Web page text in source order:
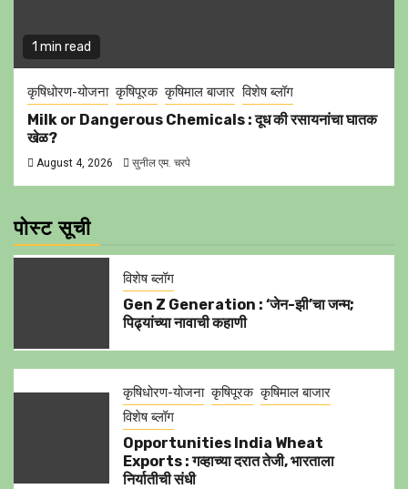
1 min read
कृषिधोरण-योजना कृषिपूरक कृषिमाल बाजार विशेष ब्लॉग
Milk or Dangerous Chemicals : दूध की रसायनांचा घातक
खेळ?
August 4, 2026 सुनील एम. चरपे
पोस्ट सूची
विशेष ब्लॉग
Gen Z Generation : ‘जेन-झी’चा जन्म;
पिढ्यांच्या नावाची कहाणी
कृषिधोरण-योजना कृषिपूरक कृषिमाल बाजार
विशेष ब्लॉग
Opportunities India Wheat
Exports : गव्हाच्या दरात तेजी, भारताला
निर्यातीची संधी